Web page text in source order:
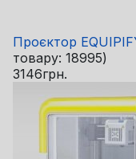
Проєктор
товару: 18995)
3146грн.